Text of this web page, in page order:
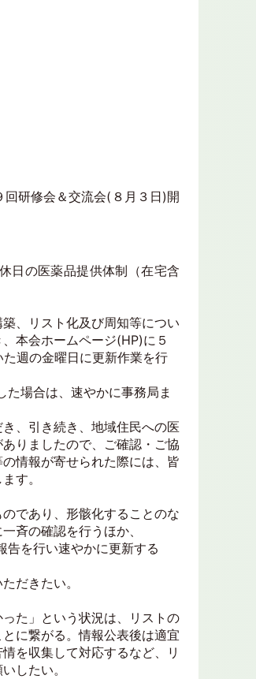
回研修会＆交流会(８月３日)開
日の医薬品提供体制（在宅含
、リスト化及び周知等につい
本会ホームページ(HP)に５
週の金曜日に更新作業を行
場合は、速やかに事務局ま
、引き続き、地域住民への医
りましたので、ご確認・ご協
情報が寄せられた際には、皆
す。
であり、形骸化することのな
斉の確認を行うほか、
を行い速やかに更新する
だきたい。
た」という状況は、リストの
に繋がる。情報公表後は適宜
を収集して対応するなど、リ
したい。